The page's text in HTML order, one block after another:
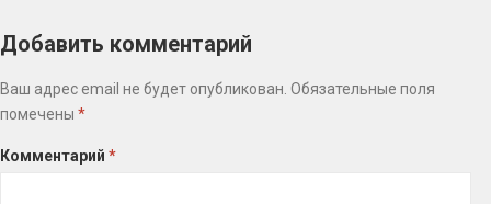
Добавить комментарий
Ваш адрес email не будет опубликован. Обязательные поля
помечены *
Комментарий *